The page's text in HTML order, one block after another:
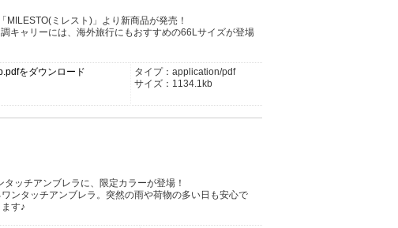
ミレスト)」より新商品が発売！
キャリーには、海外旅行にもおすすめの66Lサイズが登場
をダウンロード
タイプ：application/pdf
サイズ：1134.1kb
ッチアンブレラに、限定カラーが登場！
ンタッチアンブレラ。突然の雨や荷物の多い日も安心で
す♪